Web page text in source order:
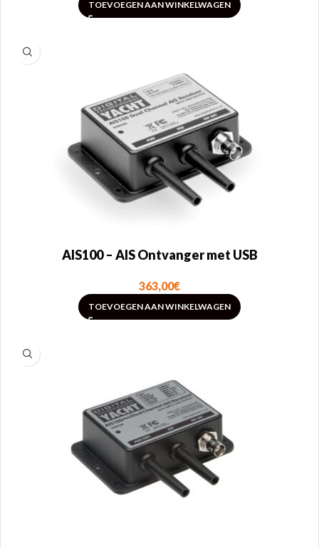
TOEVOEGEN AAN WINKELWAGEN
AIS100 – AIS Ontvanger met USB
363,00€
TOEVOEGEN AAN WINKELWAGEN